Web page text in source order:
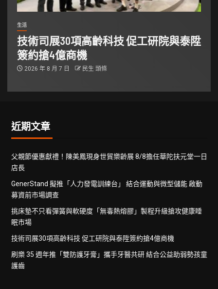
生活
技術司展30項高齡科技 促工研院與泰陞
簽約搶4億商機
2026 年 8 月 7 日 民生 頭條
近期文章
父親節優惠獻禮！陳美鳳現身世貿樂齡展 8/8擔任華陀扶元堂一日
店長
GenerStand 擬推「人力發電訓練台」 結合運動與微型儲能 啟動
募資前市場調查
挑床墊不只看彈簧與軟硬度「無毒熱熔膠」製程升級搶攻健康睡
眠市場
技術司展30項高齡科技 促工研院與泰陞簽約搶4億商機
刷樂 35 週年推「雙防護牙膏」攜手牙醫共研 結合公益助弱勢孩童
護齒